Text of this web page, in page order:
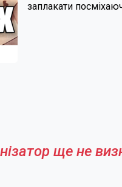
заплакати
ще не